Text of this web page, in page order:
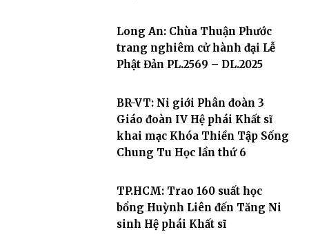
Long An: Chùa Thuận Phước
trang nghiêm cử hành đại Lễ
Phật Đản PL.2569 – DL.2025
BR-VT: Ni giới Phân đoàn 3
Giáo đoàn IV Hệ phái Khất sĩ
khai mạc Khóa Thiền Tập Sống
Chung Tu Học lần thứ 6
TP.HCM: Trao 160 suất học
bổng Huỳnh Liên đến Tăng Ni
sinh Hệ phái Khất sĩ